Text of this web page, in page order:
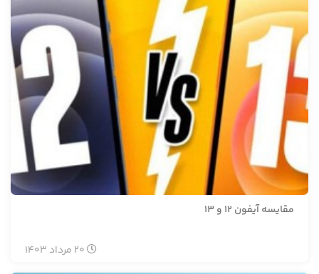
مقایسه آیفون 12 و 13
20 مرداد 1403